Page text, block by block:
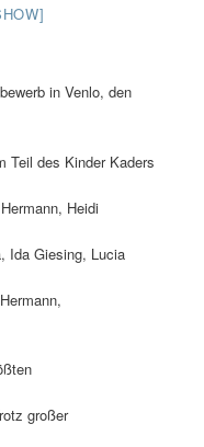
in Venlo, den
Teil des Kinder Kaders
Heidi
Ida Giesing, Lucia
großer